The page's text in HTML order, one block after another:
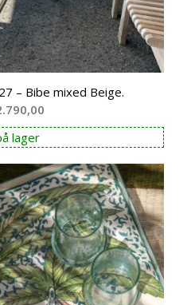
– Bibe mixed Beige.
lager